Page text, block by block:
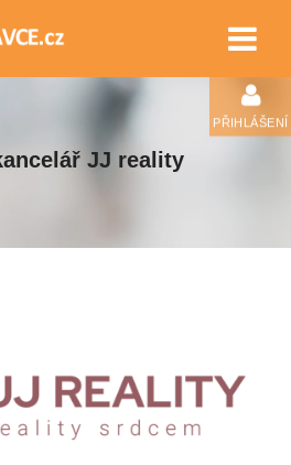
PŘIHLÁŠENÍ
JJ reality